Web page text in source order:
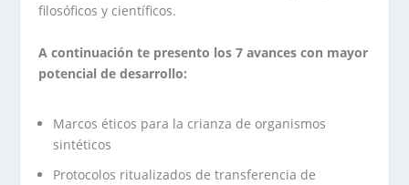
filosóficos y científicos.
A continuación te presento los 7 avances con mayor
potencial de desarrollo:
Marcos éticos para la crianza de organismos
sintéticos
Protocolos ritualizados de transferencia de